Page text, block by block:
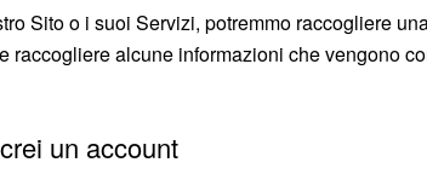
Sito o i suoi Servizi, potremmo raccogliere
raccogliere alcune informazioni che vengono
un account